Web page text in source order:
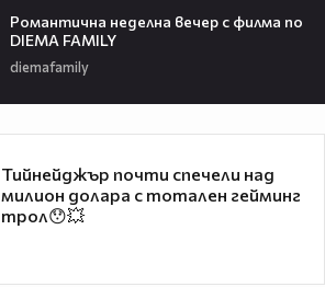
Романтичнa неделна вечер с филма по
DIEMA FAMILY
diemafamily
Тийнейджър почти спечели над
милион долара с тотален гейминг
трол😯💥